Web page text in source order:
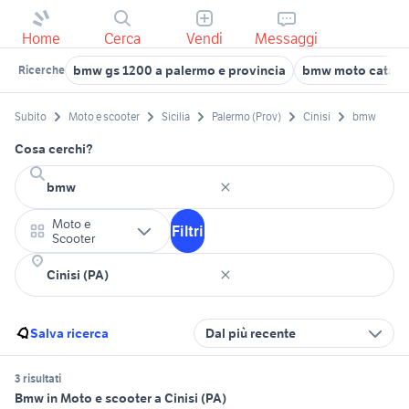
Home Cerca Vendi Messaggi
Ricerche bmw gs 1200 a palermo e provincia bmw moto
Subito Moto e scooter Sicilia Palermo (Prov) Cinisi bmw
Cosa cerchi?
Moto e
Scooter
Filtri
Salva ricerca Dal più recente
3 risultati
Bmw in Moto e scooter a Cinisi (PA)